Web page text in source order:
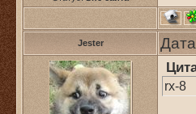
Jester
rx-8